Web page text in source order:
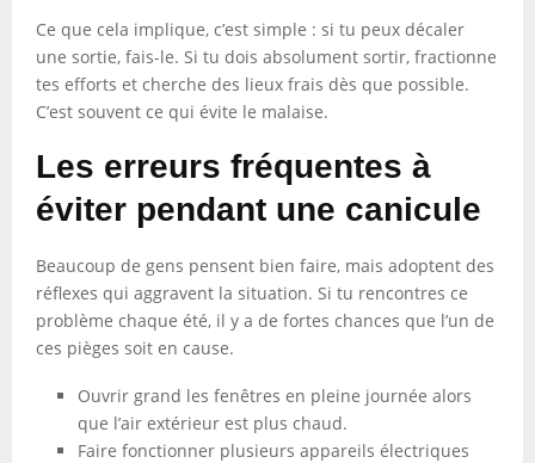
Ce que cela implique, c’est simple : si tu peux décaler
une sortie, fais-le. Si tu dois absolument sortir, fractionne
tes efforts et cherche des lieux frais dès que possible.
C’est souvent ce qui évite le malaise.
Les erreurs fréquentes à
éviter pendant une canicule
Beaucoup de gens pensent bien faire, mais adoptent des
réflexes qui aggravent la situation. Si tu rencontres ce
problème chaque été, il y a de fortes chances que l’un de
ces pièges soit en cause.
Ouvrir grand les fenêtres en pleine journée alors
que l’air extérieur est plus chaud.
Faire fonctionner plusieurs appareils électriques